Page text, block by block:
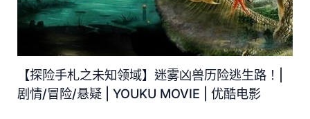
【探险手札之未知领域】迷雾凶兽历险逃生路！|
剧情/冒险/悬疑 | YOUKU MOVIE | 优酷电影